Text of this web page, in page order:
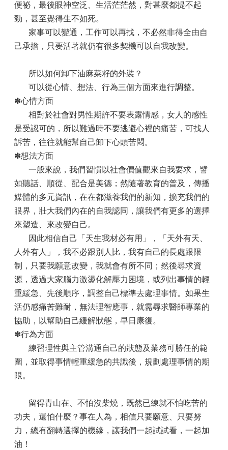
便祕，最後眼神空泛、生活茫茫然，對甚麼都提不起
勁，甚至覺得生不如死。
家事可以變通，工作可以再找，不必然非得全由自
己承擔，只要活著就仍有很多契機可以自我改變。
所以如何卸下油麻菜籽的外裝？
可以從心情、想法、行為三個方面來進行調整。
✽心情方面
相對於社會對男性期許不要表露情感，女人的感性
是受認可的，所以難過時不要逃避心裡的痛苦，可找人
訴苦，往往就能幫自己卸下心頭苦悶。
✽想法方面
一般來說，我們習慣以社會價值觀來自我要求，譬
如聽話、順從、配合是美德；然隨著教育的普及，傳播
媒體的多元資訊，在在都滋養我們的新知，擴充我們的
眼界，壯大我們內在的自我認同，讓我們有更多的選擇
來塑造、來改變自己。
因此相信自己「天生我材必有用」，「天外有天、
人外有人」，我不必跟別人比，我有自己的長處跟限
制，只要我願意改變，我就會有所不同；然後尋求資
源，透過大家腦力激盪化解壓力困境，或列出事情的輕
重緩急、先後順序，調整自己標準去處理事情。如果生
活仍感痛苦難耐，無法理智應事，就需尋求醫師專業的
協助，以幫助自己緩解狀態，早日康復。
✽行為方面
練習理性與主管溝通自己的狀態及業務可勝任的範
圍，並取得事情輕重緩急的共識後，規劃處理事情的期
限。
留得青山在、不怕沒柴燒，既然已練就不怕吃苦的
功夫，還怕什麼？事在人為，相信只要願意、只要努
力，總有翻轉選擇的機緣，讓我們一起試試看，一起加
油！